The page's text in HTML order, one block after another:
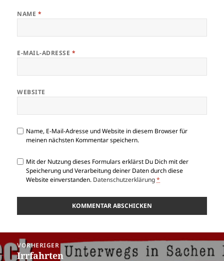
NAME *
E-MAIL-ADRESSE *
WEBSITE
Name, E-Mail-Adresse und Website in diesem Browser für
meinen nächsten Kommentar speichern.
Mit der Nutzung dieses Formulars erklärst Du Dich mit der
Speicherung und Verarbeitung deiner Daten durch diese
Website einverstanden. Datenschutzerklärung *
Beitragsnavigation
VORHERIGER
Vorheriger
Irrfahrten